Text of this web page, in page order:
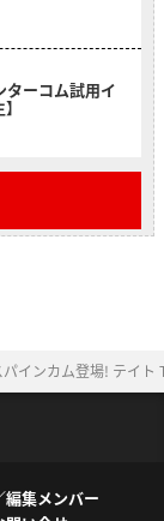
ターコム試用イ
パインカム登場! テイ
編集メンバー